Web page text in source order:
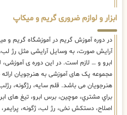
ابزار و لوازم ضروری گریم و میکاپ
در دوره آموزش گریم در آموزشگاه گریم و
آرایش صورت، به وسایل آرایشی مثل رژ
ابرو و … لازم است. در این دوره ی آموزشی،
مجموعه پک های آموزشی به هنرجویان
هنرجویان می باشد. قلم سایه، رژگونه،
براي مشتري، موچین، برس ابرو، تیغ های
اصلاح، دستکش نخی، رژ لب، ژگونه،